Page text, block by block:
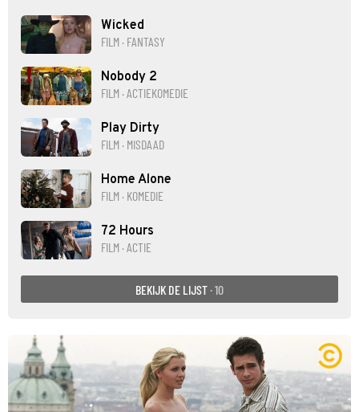
Wicked
FILM · FANTASY
Nobody 2
FILM · ACTIEKOMEDIE
Play Dirty
FILM · MISDAAD
Home Alone
FILM · KOMEDIE
72 Hours
FILM · ACTIE
BEKIJK DE LIJST · 10